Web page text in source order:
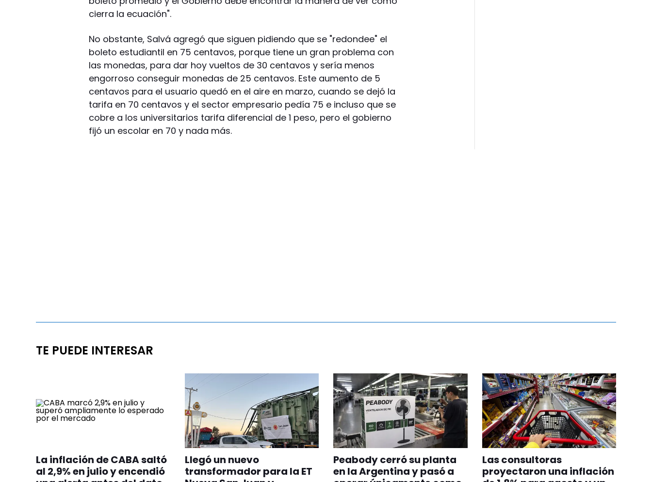
cierra la ecuación".
No obstante, Salvá agregó que siguen pidiendo que se "redondee" el
boleto estudiantil en 75 centavos, porque tiene un gran problema con
las monedas, para dar hoy vueltos de 30 centavos y sería menos
engorroso conseguir monedas de 25 centavos. Este aumento de 5
centavos para el usuario quedó en el aire en marzo, cuando se dejó la
tarifa en 70 centavos y el sector empresario pedía 75 e incluso que se
cobre a los universitarios tarifa diferencial de 1 peso, pero el gobierno
fijó un escolar en 70 y nada más.
TE PUEDE INTERESAR
La inflación de CABA saltó
al 2,9% en julio y encendió
Llegó un nuevo
transformador para la ET
Peabody cerró su planta
en la Argentina y pasó a
Las consultoras
proyectaron una inflación